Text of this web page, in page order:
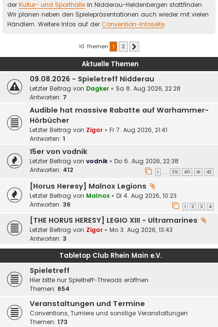
der Kultur- und Sporthalle in Nidderau-Heldenbergen stattfinden.
Wir planen neben den Spielepräsentationen auch wieder mit vielen
Händlern. Weitere Infos auf der Convention-Infoseite.
10 Themen 1 2
Aktuelle Themen
09.08.2026 - Spieletreff Nidderau
Letzter Beitrag von Dagker « Sa 8. Aug 2026, 22:28
Antworten: 7
Audible hat massive Rabatte auf Warhammer-
Hörbücher
Letzter Beitrag von Zigor « Fr 7. Aug 2026, 21:41
Antworten: 1
15er von vodnik
Letzter Beitrag von vodnik « Do 6. Aug 2026, 22:38
Antworten: 412 1 … 39 40 41 42
[Horus Heresy] Malnox Legions
Letzter Beitrag von Malnox « Di 4. Aug 2026, 10:23
Antworten: 36 1 2 3 4
[THE HORUS HERESY] LEGIO XIII - Ultramarines
Letzter Beitrag von Zigor « Mo 3. Aug 2026, 13:43
Antworten: 3
Tabletop Club Rhein Main e.V.
Spieletreff
Hier bitte nur Spieltreff-Threads eröffnen
Themen: 654
Veranstaltungen und Termine
Conventions, Turniere und sonstige Veranstaltungen
Themen: 173